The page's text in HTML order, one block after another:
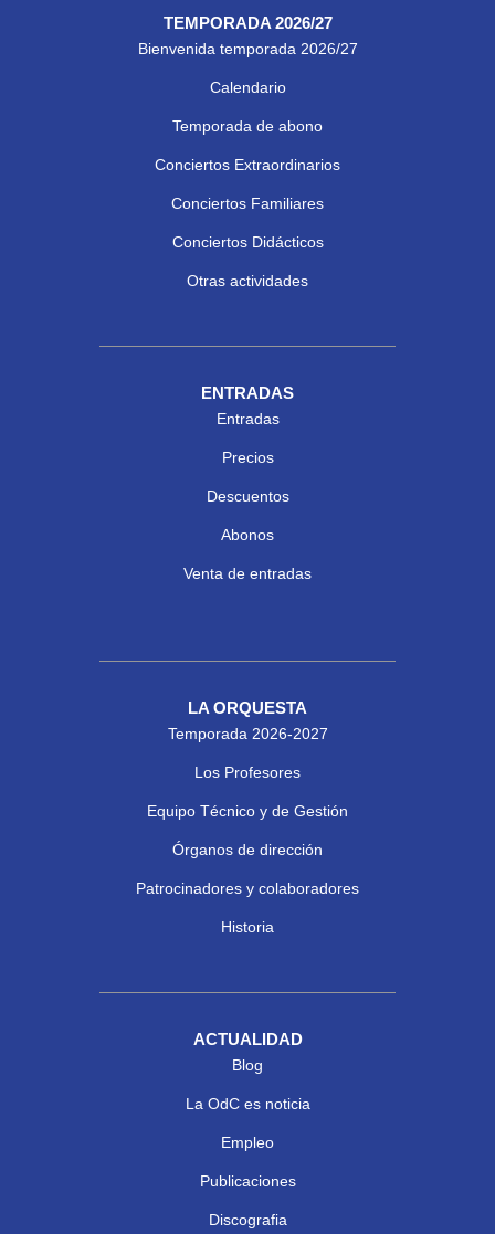
TEMPORADA 2026/27
Bienvenida temporada 2026/27
Calendario
Temporada de abono
Conciertos Extraordinarios
Conciertos Familiares
Conciertos Didácticos
Otras actividades
ENTRADAS
Entradas
Precios
Descuentos
Abonos
Venta de entradas
LA ORQUESTA
Temporada 2026-2027
Los Profesores
Equipo Técnico y de Gestión
Órganos de dirección
Patrocinadores y colaboradores
Historia
ACTUALIDAD
Blog
La OdC es noticia
Empleo
Publicaciones
Discografia